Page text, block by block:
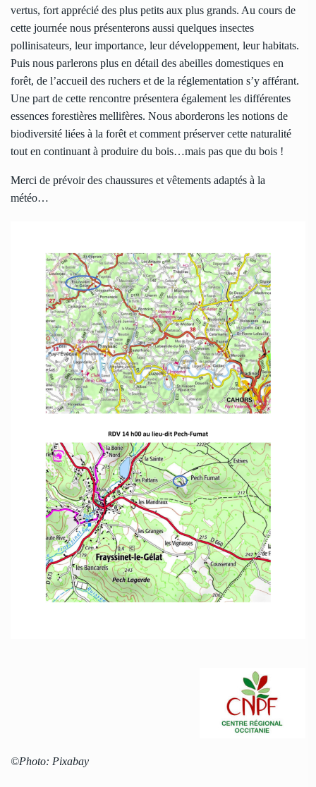
vertus, fort apprécié des plus petits aux plus grands. Au cours de
cette journée nous présenterons aussi quelques insectes
pollinisateurs, leur importance, leur développement, leur habitats.
Puis nous parlerons plus en détail des abeilles domestiques en
forêt, de l’accueil des ruchers et de la réglementation s’y afférant.
Une part de cette rencontre présentera également les différentes
essences forestières mellifères. Nous aborderons les notions de
biodiversité liées à la forêt et comment préserver cette naturalité
tout en continuant à produire du bois…mais pas que du bois !
Merci de prévoir des chaussures et vêtements adaptés à la
météo…
©Photo: Pixabay